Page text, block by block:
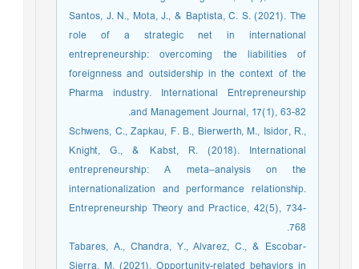
Santos, J. N., Mota, J., & Baptista, C. S. (2021). The
role of a strategic net in international
entrepreneurship: overcoming the liabilities of
foreignness and outsidership in the context of the
Pharma industry. International Entrepreneurship
and Management Journal, 17(1), 63-82.
Schwens, C., Zapkau, F. B., Bierwerth, M., Isidor, R.,
Knight, G., & Kabst, R. (2018). International
entrepreneurship: A meta–analysis on the
internationalization and performance relationship.
Entrepreneurship Theory and Practice, 42(5), 734-
768.
Tabares, A., Chandra, Y., Alvarez, C., & Escobar-